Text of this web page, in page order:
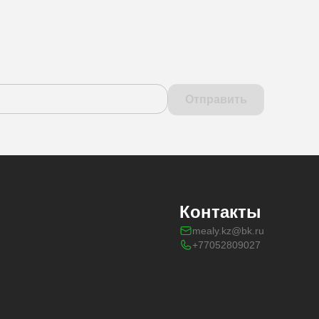
Контакты
mealy.kz@bk.ru
+77052809027